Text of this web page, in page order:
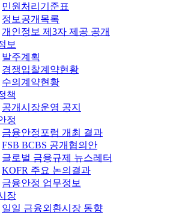
민원처리기준표
정보공개목록
개인정보 제3자 제공 공개
보
발주계획
경쟁입찰계약현황
수의계약현황
책
공개시장운영 공지
정
금융안정포럼 개최 결과
FSB BCBS 공개협의안
글로벌 금융규제 뉴스레터
KOFR 주요 논의결과
금융안정 업무정보
장
일일 금융외환시장 동향